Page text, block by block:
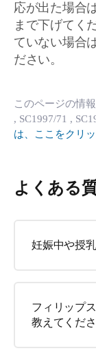
応が出た場合
まで下げてく
ていない場合
ださい。
このページの情
, SC1997/71 ,
は、ここをクリ
よくある
妊娠中や授
フィリップ
教えてくださ